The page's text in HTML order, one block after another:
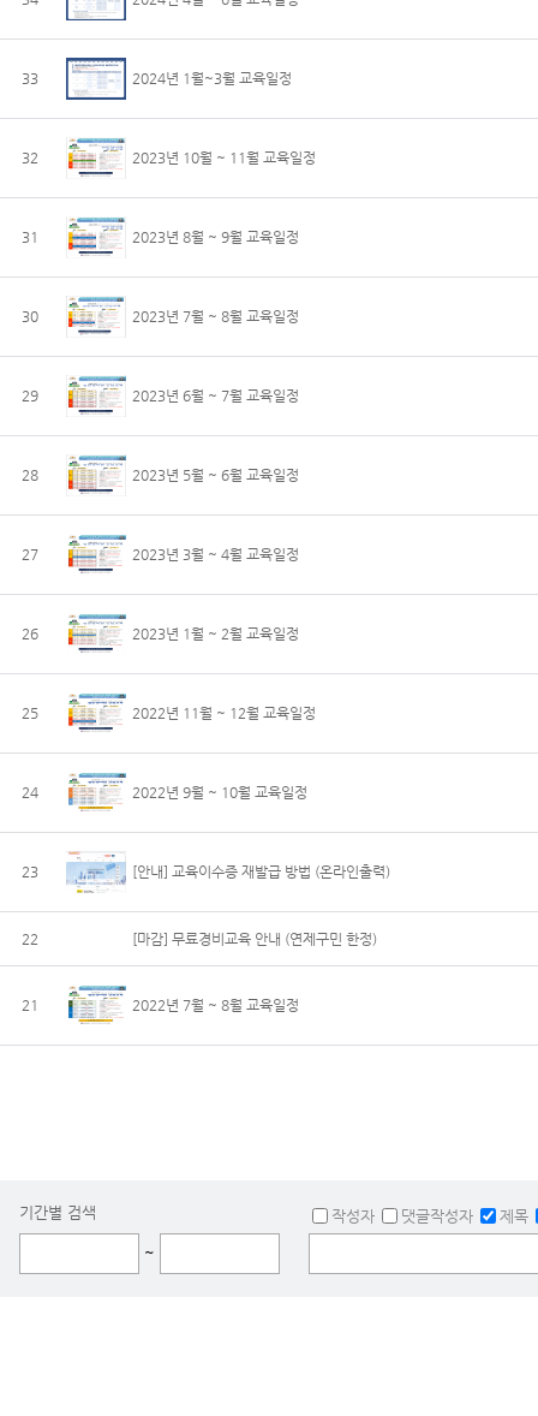
33 2024년 1월~3월 교육일정
32 2023년 10월 ~ 11월 교육일정
31 2023년 8월 ~ 9월 교육일정
30 2023년 7월 ~ 8월 교육일정
29 2023년 6월 ~ 7월 교육일정
28 2023년 5월 ~ 6월 교육일정
27 2023년 3월 ~ 4월 교육일정
26 2023년 1월 ~ 2월 교육일정
25 2022년 11월 ~ 12월 교육일정
24 2022년 9월 ~ 10월 교육일정
23 [안내] 교육이수증 재발급 방법 (온라인출력)
22 [마감] 무료경비교육 안내 (연제구민 한정)
21 2022년 7월 ~ 8월 교육일정
기간별 검색
~
작성자 댓글작성자 제목